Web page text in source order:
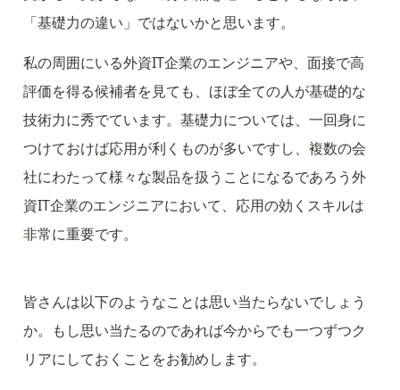
「基礎力の違い」ではないかと思います。
私の周囲にいる外資IT企業のエンジニアや、面接で高
評価を得る候補者を見ても、ほぼ全ての人が基礎的な
技術力に秀でています。基礎力については、一回身に
つけておけば応用が利くものが多いですし、複数の会
社にわたって様々な製品を扱うことになるであろう外
資IT企業のエンジニアにおいて、応用の効くスキルは
非常に重要です。
皆さんは以下のようなことは思い当たらないでしょう
か。もし思い当たるのであれば今からでも一つずつク
リアにしておくことをお勧めします。